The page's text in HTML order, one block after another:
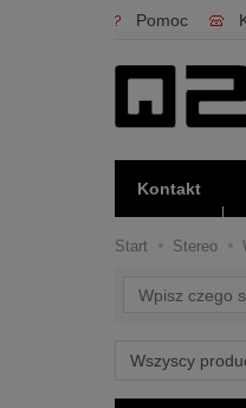
Pomoc
Kontakt
Start Stereo
Wyszukaj